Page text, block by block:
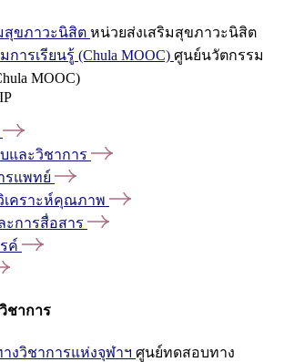
สุขภาวะนิสิต หน่วยส่งเสริมสุขภาวะนิสิต
ารเรียนรู้ (Chula MOOC) ศูนย์นวัตกรรม
MOOC)
และวิชาการ
รแพทย์
เคราะห์คุณภาพ
ะการสื่อสาร
ค์
ชาการ
งวิชาการแห่งจุฬาฯ ศูนย์ทดสอบทาง